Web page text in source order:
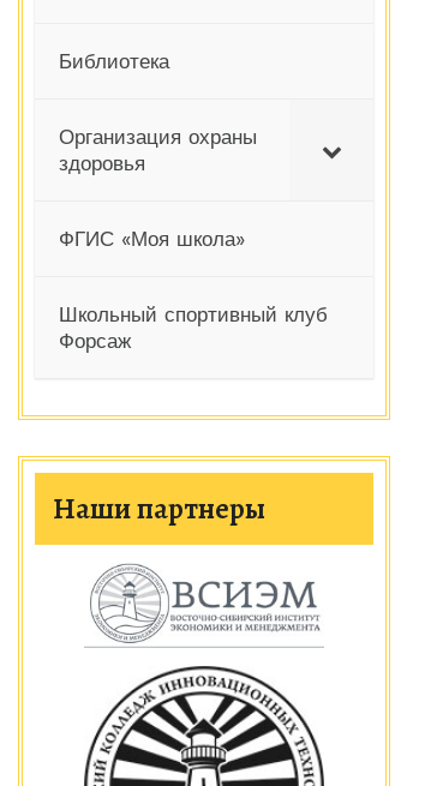
Библиотека
Организация охраны
здоровья
ФГИС «Моя школа»
Школьный спортивный клуб
Форсаж
Наши партнеры